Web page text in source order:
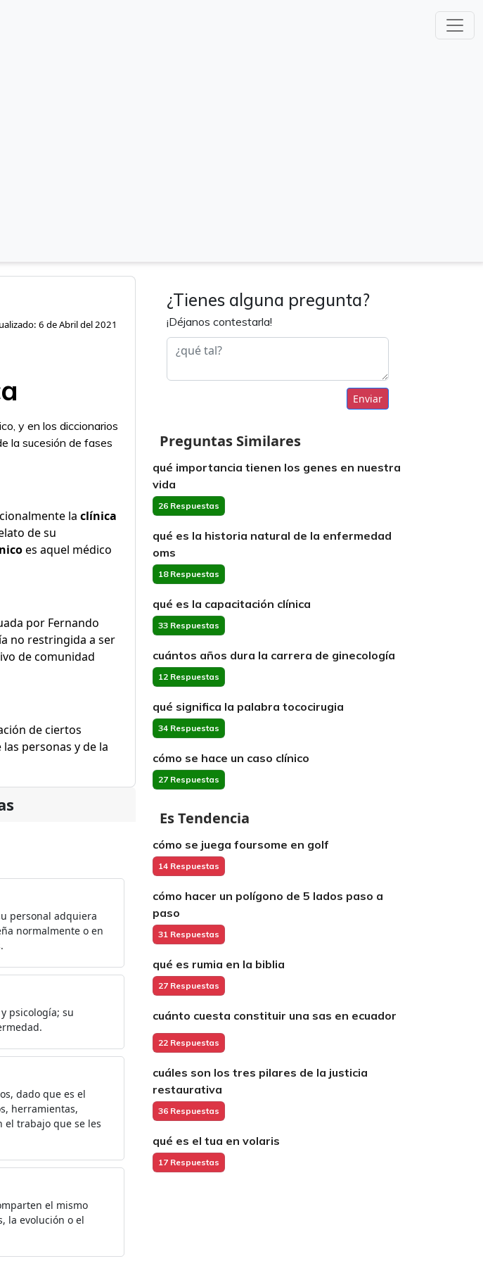
6 de Abril del 2021
y en los diccionarios
la sucesión de fases
la clínica
de su
es aquel médico
por Fernando
no restringida a ser
de comunidad
de ciertos
personas y de la
personal adquiera
normalmente o en
psicología; su
dado que es el
herramientas,
trabajo que se les
el mismo
la evolución o el
¿Tienes alguna pregunta?
¡Déjanos contestarla!
Enviar
Preguntas Similares
qué importancia tienen los genes en nuestra
vida
26 Respuestas
qué es la historia natural de la enfermedad
oms
18 Respuestas
qué es la capacitación clínica
33 Respuestas
cuántos años dura la carrera de ginecología
12 Respuestas
qué significa la palabra tococirugia
34 Respuestas
cómo se hace un caso clínico
27 Respuestas
Es Tendencia
cómo se juega foursome en golf
14 Respuestas
cómo hacer un polígono de 5 lados paso a
paso
31 Respuestas
qué es rumia en la biblia
27 Respuestas
cuánto cuesta constituir una sas en ecuador
22 Respuestas
cuáles son los tres pilares de la justicia
restaurativa
36 Respuestas
qué es el tua en volaris
17 Respuestas